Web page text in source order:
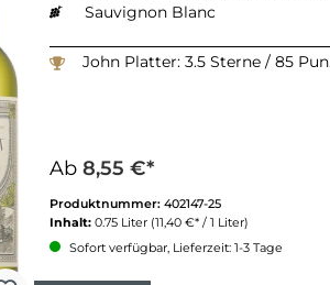
Sauvignon Blanc
John Platter: 3.5 Sterne / 85 Punkte
Ab 8,55 €*
Produktnummer: 402147-25
Inhalt: 0.75 Liter (11,40 €* / 1 Liter)
Sofort verfügbar, Lieferzeit: 1-3 Tage